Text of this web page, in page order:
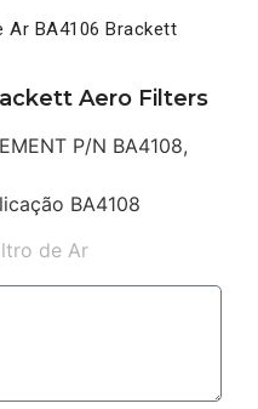
Ar BA4106 Brackett
Aero Filters
P/N BA4108,
BA4108
de Ar